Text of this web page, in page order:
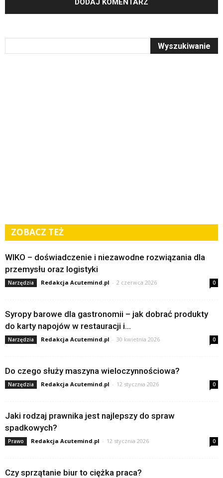
ZOBACZ TEŻ
WIKO – doświadczenie i niezawodne rozwiązania dla
przemysłu oraz logistyki
Narzędzia Redakcja Acutemind.pl - 2 czerwca 2026 0
Syropy barowe dla gastronomii – jak dobrać produkty
do karty napojów w restauracji i...
Narzędzia Redakcja Acutemind.pl - 30 kwietnia 2026 0
Do czego służy maszyna wieloczynnościowa?
Narzędzia Redakcja Acutemind.pl - 12 stycznia 2026 0
Jaki rodzaj prawnika jest najlepszy do spraw
spadkowych?
Prawo Redakcja Acutemind.pl - 12 stycznia 2026 0
Czy sprzątanie biur to ciężka praca?